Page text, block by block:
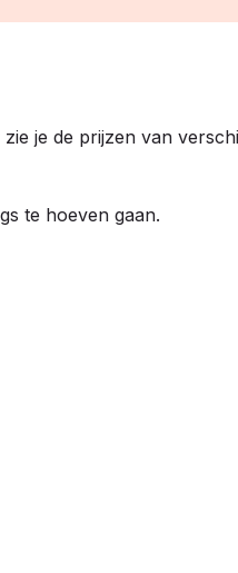
je de prijzen van
te hoeven gaan.